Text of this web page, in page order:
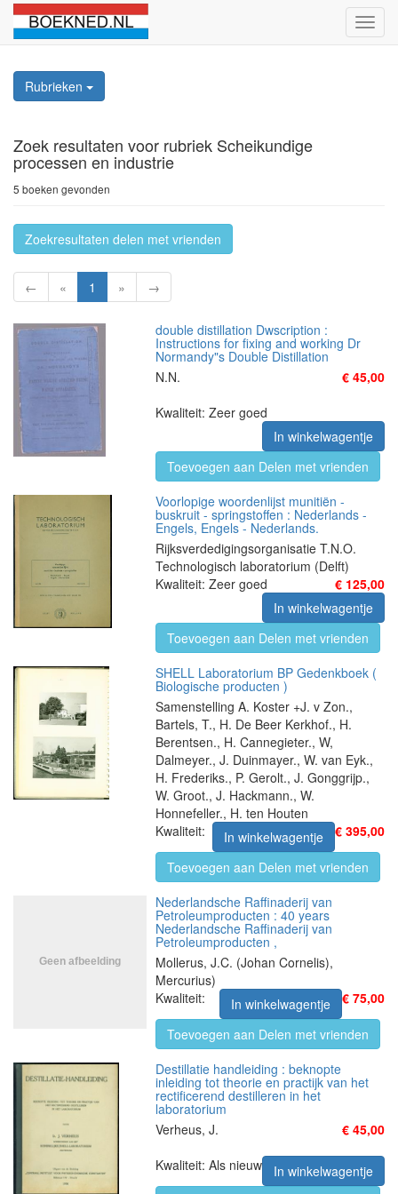
Rubrieken
Zoek resultaten voor rubriek Scheikundige
processen en industrie
5 boeken gevonden
Zoekresultaten delen met vrienden
← « 1 » →
double distillation Dwscription :
Instructions for fixing and working Dr
Normandy"s Double Distillation
N.N.
€ 45,00
Kwaliteit: Zeer goed
In winkelwagentje
Toevoegen aan Delen met vrienden
Voorlopige woordenlijst munitiën -
buskruit - springstoffen : Nederlands -
Engels, Engels - Nederlands.
Rijksverdedigingsorganisatie T.N.O.
Technologisch laboratorium (Delft)
€ 125,00
Kwaliteit: Zeer goed
In winkelwagentje
Toevoegen aan Delen met vrienden
SHELL Laboratorium BP Gedenkboek (
Biologische producten )
Samenstelling A. Koster +J. v Zon.,
Bartels, T., H. De Beer Kerkhof., H.
Berentsen., H. Cannegieter., W,
Dalmeyer., J. Duinmayer., W. van Eyk.,
H. Frederiks., P. Gerolt., J. Gonggrijp.,
W. Groot., J. Hackmann., W.
Honnefeller., H. ten Houten
€ 395,00
Kwaliteit:
In winkelwagentje
Toevoegen aan Delen met vrienden
Nederlandsche Raffinaderij van
Petroleumproducten : 40 years
Nederlandsche Raffinaderij van
Petroleumproducten ,
Mollerus, J.C. (Johan Cornelis),
Mercurius)
€ 75,00
Kwaliteit:
In winkelwagentje
Toevoegen aan Delen met vrienden
Destillatie handleiding : beknopte
inleiding tot theorie en practijk van het
rectificerend destilleren in het
laboratorium
Verheus, J.
€ 45,00
Kwaliteit: Als nieuw
In winkelwagentje